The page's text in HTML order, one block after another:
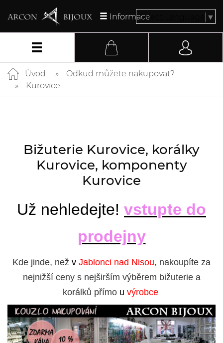
InformaceSelect Language ▼
Úvod
Odkud můžete nakupovat?
Kurovice
Bižuterie Kurovice, korálky
Kurovice, komponenty
Kurovice
Už nehledejte! vstupte do
prodejny
Kde jinde, než v Jablonci nad Nisou, nakoupíte za
nejnižší ceny s nejširším výběrem bižuterie a
korálků přímo u výrobce